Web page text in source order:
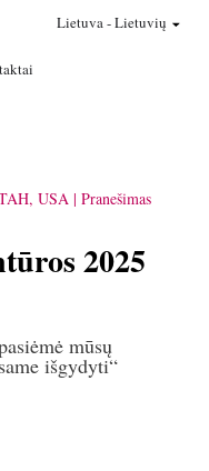
Lietuva-Lietuvių
USA Pranešimas
2025
mūsų
išgydyti“